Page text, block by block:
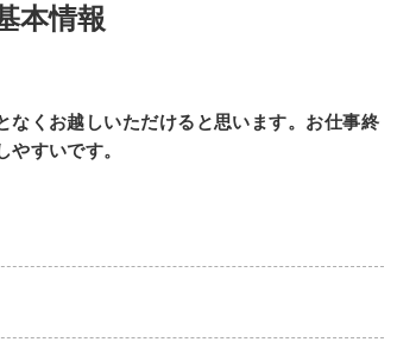
本情報
くお越しいただけると思います。お仕事終
すいです。